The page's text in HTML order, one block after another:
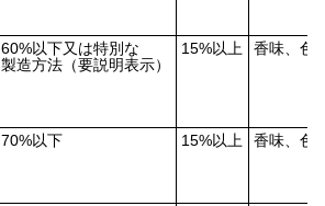
60%以下又は特別な
製造方法（要説明表示）
15%以上 香味、色
70%以下 15%以上 香味、色